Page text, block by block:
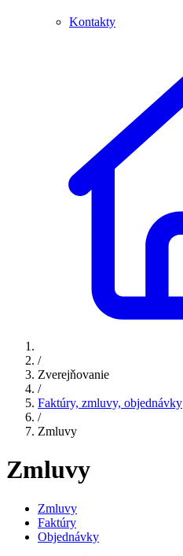
Kontakty
/
Zverejňovanie
/
Faktúry, zmluvy, objednávky
/
Zmluvy
Zmluvy
Zmluvy
Faktúry
Objednávky